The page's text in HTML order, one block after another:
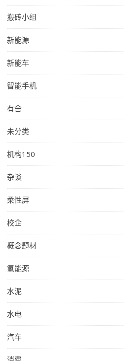
搬砖小组
新能源
新能车
智能手机
有舍
未分类
机构150
杂谈
柔性屏
校企
概念题材
氢能源
水泥
水电
汽车